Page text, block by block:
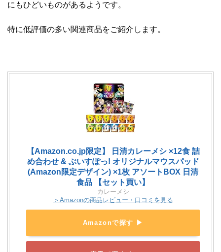
にもひどいものがあるようです。
特に低評価の多い関連商品をご紹介します。
【Amazon.co.jp限定】 日清カレーメシ ×12食 詰
め合わせ & ぶいすぽっ! オリジナルマウスパッド
(Amazon限定デザイン) ×1枚 アソートBOX 日清
食品 【セット買い】
カレーメシ
＞Amazonの商品レビュー・口コミを見る
Amazonで探す ▶